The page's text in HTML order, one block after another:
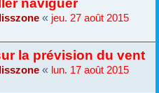
« jeu. 27 août 2015
la prévision du vent
« lun. 17 août 2015